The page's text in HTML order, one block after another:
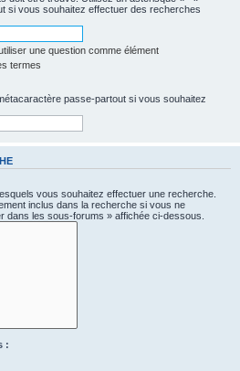
si vous souhaitez effectuer des recherches
une question comme élément
termes
passe-partout si vous souhaitez
vous souhaitez effectuer une recherche.
inclus dans la recherche si vous ne
dans les sous-forums » affichée ci-dessous.
: